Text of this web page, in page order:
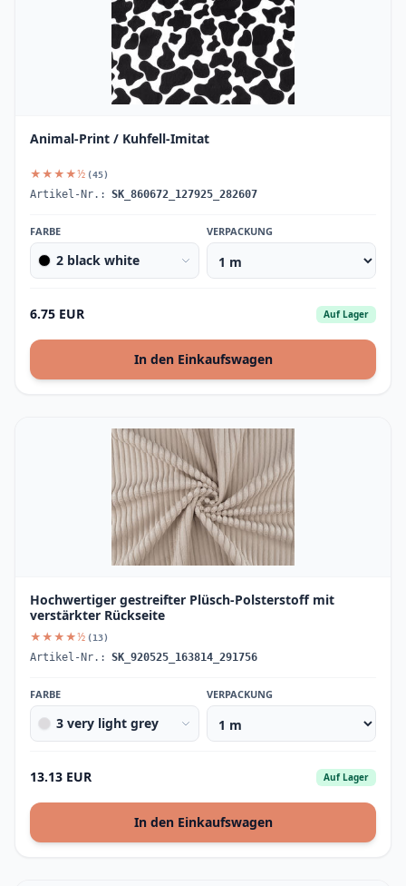
Animal-Print / Kuhfell-Imitat
★★★★½ (45)
Artikel-Nr.: SK_860672_127925_282607
FARBE
2 black white
VERPACKUNG
6.75 EUR Auf Lager
In den Einkaufswagen
Hochwertiger gestreifter Plüsch-Polsterstoff mit
verstärkter Rückseite
★★★★½ (13)
Artikel-Nr.: SK_920525_163814_291756
FARBE
3 very light grey
VERPACKUNG
13.13 EUR Auf Lager
In den Einkaufswagen